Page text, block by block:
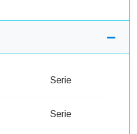
Serie
Serie